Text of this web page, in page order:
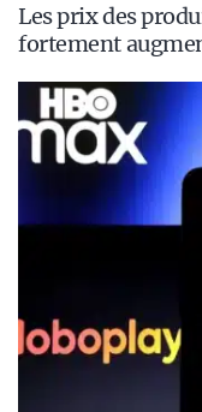
Les prix des
fortement